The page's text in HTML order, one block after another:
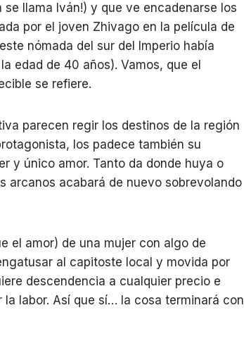
llama Iván!) y que ve encadenarse los
por el joven Zhivago en la película de
nómada del sur del Imperio había
edad de 40 años). Vamos, que el
se refiere.
parecen regir los destinos de la región
los padece también su
y único amor. Tanto da donde huya o
arcanos acabará de nuevo sobrevolando
el amor) de una mujer con algo de
al capitoste local y movida por
descendencia a cualquier precio e
labor. Así que sí… la cosa terminará con